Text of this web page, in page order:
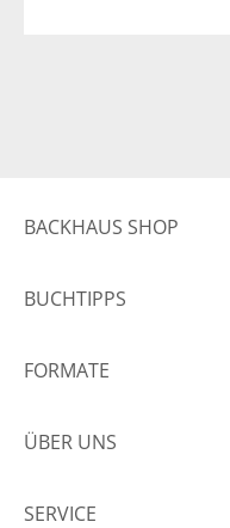
BACKHAUS SHOP
BUCHTIPPS
FORMATE
ÜBER UNS
SERVICE